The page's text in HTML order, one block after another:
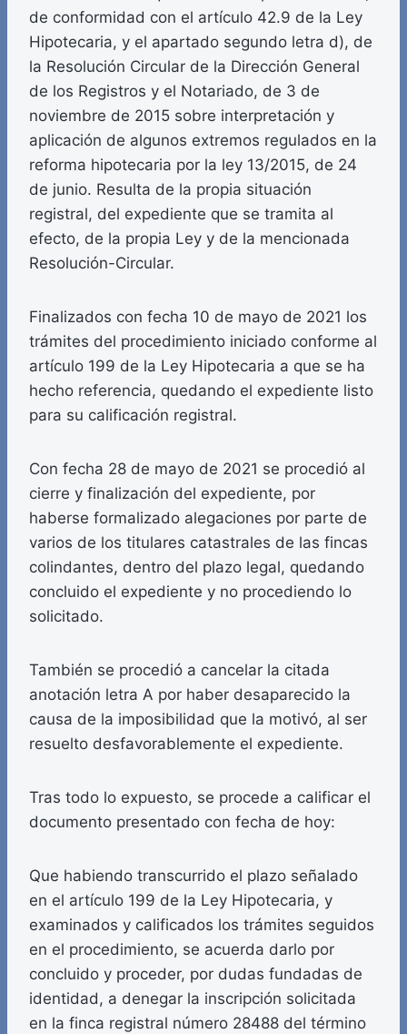
de conformidad con el artículo 42.9 de la Ley
Hipotecaria, y el apartado segundo letra d), de
la Resolución Circular de la Dirección General
de los Registros y el Notariado, de 3 de
noviembre de 2015 sobre interpretación y
aplicación de algunos extremos regulados en la
reforma hipotecaria por la ley 13/2015, de 24
de junio. Resulta de la propia situación
registral, del expediente que se tramita al
efecto, de la propia Ley y de la mencionada
Resolución-Circular.
Finalizados con fecha 10 de mayo de 2021 los
trámites del procedimiento iniciado conforme al
artículo 199 de la Ley Hipotecaria a que se ha
hecho referencia, quedando el expediente listo
para su calificación registral.
Con fecha 28 de mayo de 2021 se procedió al
cierre y finalización del expediente, por
haberse formalizado alegaciones por parte de
varios de los titulares catastrales de las fincas
colindantes, dentro del plazo legal, quedando
concluido el expediente y no procediendo lo
solicitado.
También se procedió a cancelar la citada
anotación letra A por haber desaparecido la
causa de la imposibilidad que la motivó, al ser
resuelto desfavorablemente el expediente.
Tras todo lo expuesto, se procede a calificar el
documento presentado con fecha de hoy:
Que habiendo transcurrido el plazo señalado
en el artículo 199 de la Ley Hipotecaria, y
examinados y calificados los trámites seguidos
en el procedimiento, se acuerda darlo por
concluido y proceder, por dudas fundadas de
identidad, a denegar la inscripción solicitada
en la finca registral número 28488 del término